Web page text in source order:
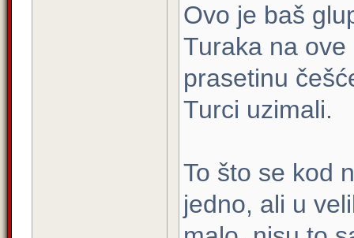
Ovo je baš
Turaka na
prasetinu
Turci uzimali.
To što se kod
jedno, ali u